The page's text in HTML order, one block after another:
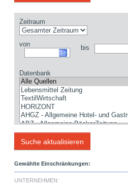
Zeitraum
von bis
Datenbank
Gewählte Einschränkungen:
UNTERNEHMEN: